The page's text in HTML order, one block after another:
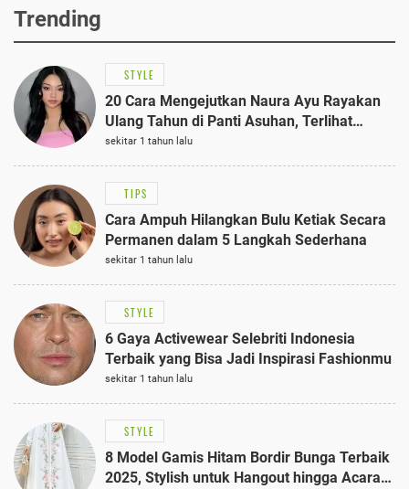
Trending
STYLE
20 Cara Mengejutkan Naura Ayu Rayakan
Ulang Tahun di Panti Asuhan, Terlihat
Anggun dengan Kaftan Cokelat
sekitar 1 tahun lalu
TIPS
Cara Ampuh Hilangkan Bulu Ketiak Secara
Permanen dalam 5 Langkah Sederhana
sekitar 1 tahun lalu
STYLE
6 Gaya Activewear Selebriti Indonesia
Terbaik yang Bisa Jadi Inspirasi Fashionmu
sekitar 1 tahun lalu
STYLE
8 Model Gamis Hitam Bordir Bunga Terbaik
2025, Stylish untuk Hangout hingga Acara